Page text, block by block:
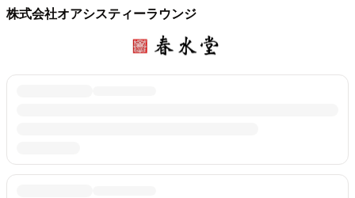
株式会社オアシスティーラウンジ